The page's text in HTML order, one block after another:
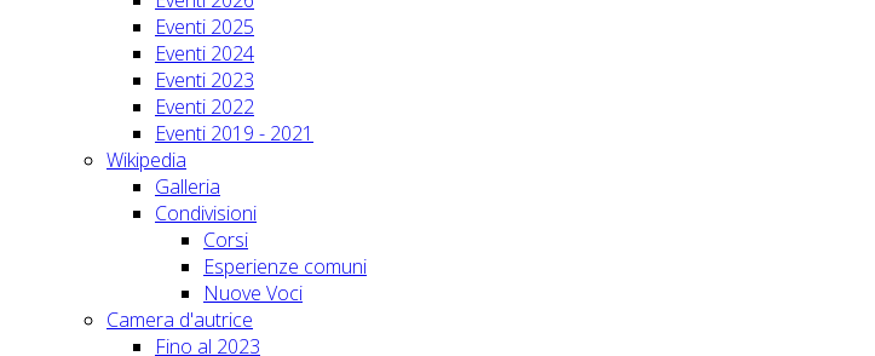
Eventi 2025
Eventi 2024
Eventi 2023
Eventi 2022
Eventi 2019 - 2021
Wikipedia
Galleria
Condivisioni
Corsi
Esperienze comuni
Nuove Voci
Camera d'autrice
Fino al 2023